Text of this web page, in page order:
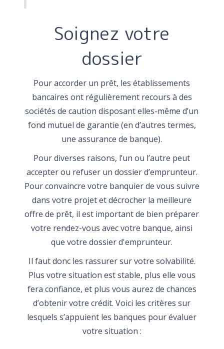
Soignez votre
dossier
Pour accorder un prêt, les établissements
bancaires ont régulièrement recours à des
sociétés de caution disposant elles-même d’un
fond mutuel de garantie (en d’autres termes,
une assurance de banque).
Pour diverses raisons, l’un ou l’autre peut
accepter ou refuser un dossier d’emprunteur.
Pour convaincre votre banquier de vous suivre
dans votre projet et décrocher la meilleure
offre de prêt, il est important de bien préparer
votre rendez-vous avec votre banque, ainsi
que votre dossier d'emprunteur.
Il faut donc les rassurer sur votre solvabilité.
Plus votre situation est stable, plus elle vous
fera confiance, et plus vous aurez de chances
d’obtenir votre crédit. Voici les critères sur
lesquels s’appuient les banques pour évaluer
votre situation :